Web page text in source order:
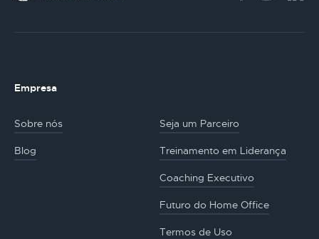
Empresa
Sobre nós Seja um Parceiro
Blog Treinamento em Liderança
Coaching Executivo
Futuro do Home Office
Termos de Uso